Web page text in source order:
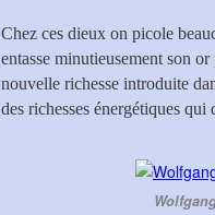
Chez ces dieux on picole
entasse minutieusement son
nouvelle richesse introduite
des richesses énergétiques